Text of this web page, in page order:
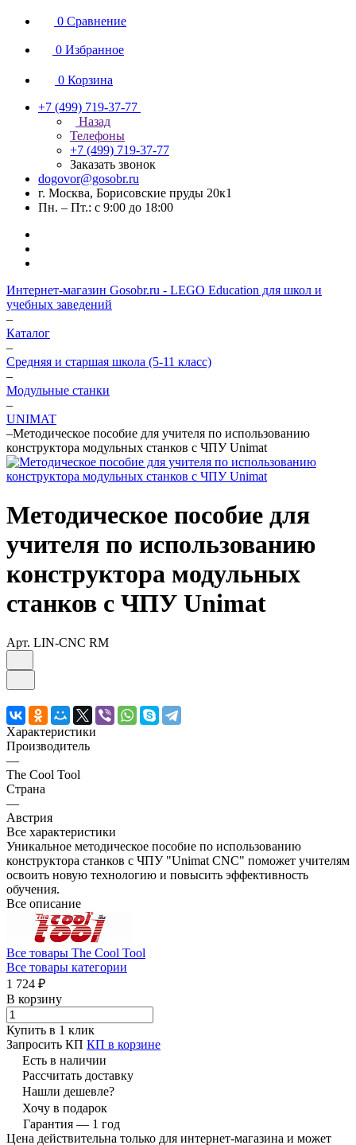
0 Сравнение
0 Избранное
0 Корзина
+7 (499) 719-37-77
Назад
Телефоны
+7 (499) 719-37-77
Заказать звонок
dogovor@gosobr.ru
г. Москва, Борисовские пруды 20к1
Пн. – Пт.: с 9:00 до 18:00
Интернет-магазин Gosobr.ru - LEGO Education для школ и
учебных заведений
–
Каталог
–
Средняя и старшая школа (5-11 класс)
–
Модульные станки
–
UNIMAT
–Методическое пособие для учителя по использованию
конструктора модульных станков с ЧПУ Unimat
Методическое пособие для
учителя по использованию
конструктора модульных
станков с ЧПУ Unimat
Арт. LIN-CNC RM
Характеристики
Производитель
—
The Cool Tool
Страна
—
Австрия
Все характеристики
Уникальное методическое пособие по использованию
конструктора станков с ЧПУ "Unimat CNC" поможет учителям
освоить новую технологию и повысить эффективность
обучения.
Все описание
Все товары The Cool Tool
Все товары категории
1 724 ₽
В корзину
Купить в 1 клик
Запросить КП КП в корзине
Есть в наличии
Рассчитать доставку
Нашли дешевле?
Хочу в подарок
Гарантия — 1 год
Цена действительна только для интернет-магазина и может